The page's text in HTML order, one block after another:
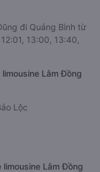
đi Quảng Bình từ
13:00, 13:40,
Lâm Đồng
Lộc
Lâm Đồng